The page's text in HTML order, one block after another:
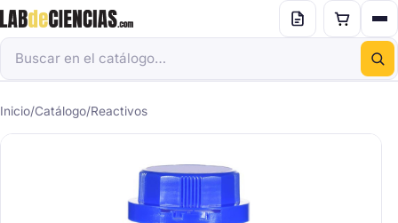
Inicio/Catálogo/Reactivos